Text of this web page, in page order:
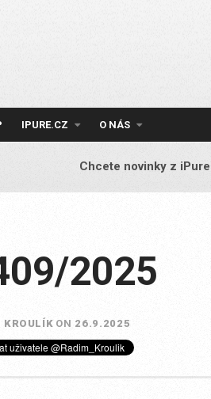
IPURE.CZ O NÁS
Chcete novinky z
2025
KROULÍK ON 26.9.2025